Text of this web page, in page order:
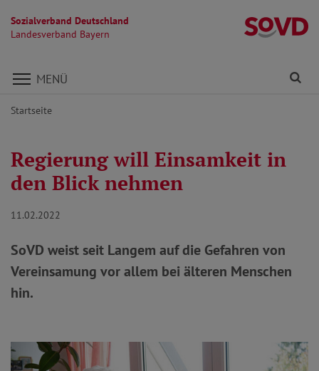
Sozialverband Deutschland
Landesverband Bayern
Direkt zu den Inhalten springen
MENÜ
Startseite
Regierung will Einsamkeit in
den Blick nehmen
11.02.2022
SoVD weist seit Langem auf die Gefahren von
Vereinsamung vor allem bei älteren Menschen
hin.